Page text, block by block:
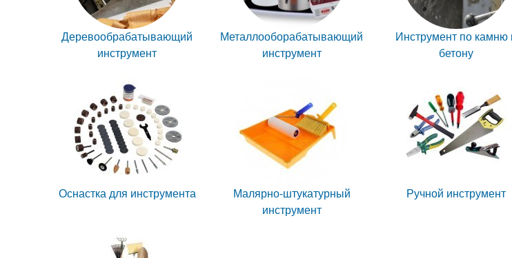
Деревообрабатывающий
инструмент
Металлооборабатывающий
инструмент
Инструмент по камню
бетону
Оснастка для инструмента
Малярно-штукатурный
инструмент
Ручной инструмент